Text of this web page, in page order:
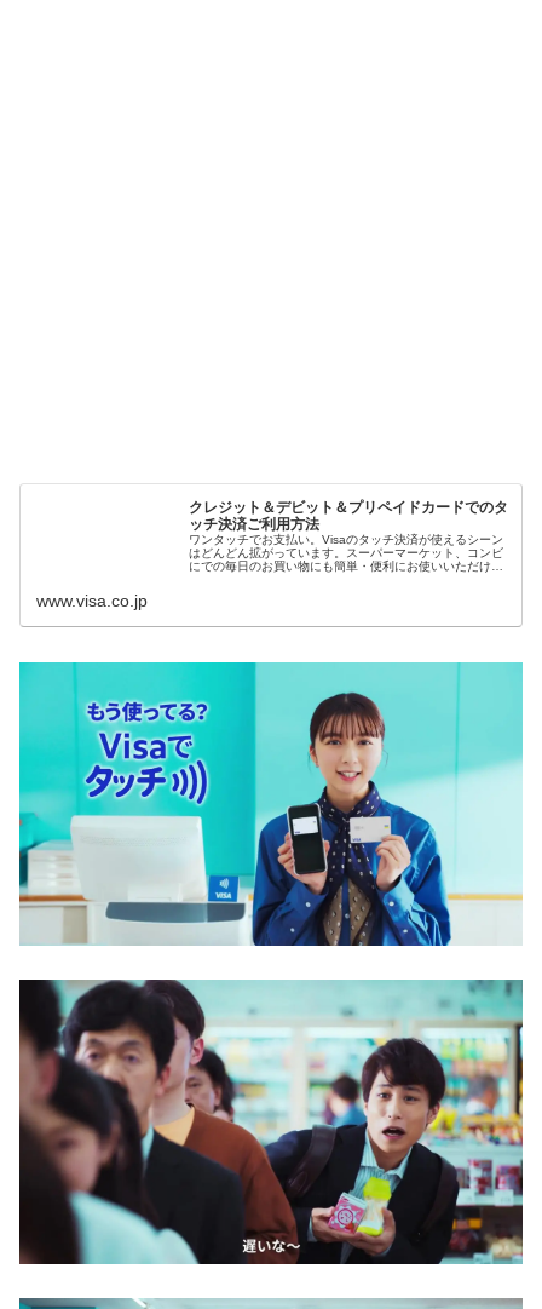
クレジット＆デビット＆プリペイドカードでのタ
ッチ決済ご利用方法
ワンタッチでお支払い。Visaのタッチ決済が使えるシーン
はどんどん拡がっています。スーパーマーケット、コンビ
にでの毎日のお買い物にも簡単・便利にお使いいただけま
www.visa.co.jp